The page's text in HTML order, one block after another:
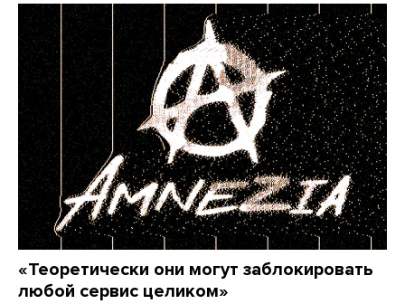
«Теоретически они могут заблокировать
любой сервис целиком»